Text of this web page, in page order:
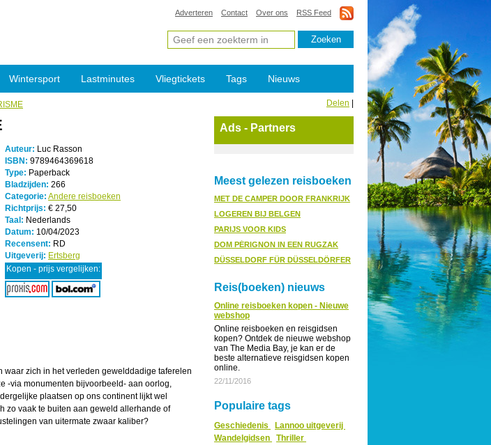
Adverteren Contact Over ons RSS Feed
Wintersport Lastminutes Vliegtickets Tags Nieuws
Delen
Auteur: Luc Rasson
ISBN: 9789464369618
Type: Paperback
Bladzijden: 266
Categorie: Andere reisboeken
Richtprijs: € 27,50
Taal: Nederlands
Datum: 10/04/2023
Recensent: RD
Uitgeverij: Ertsberg
Kopen - prijs vergelijken:
waar zich in het verleden gewelddadige taferelen
-via monumenten bijvoorbeeld- aan oorlog,
plaatsen op ons continent lijkt wel
zo vaak te buiten aan geweld allerhande of
van uitermate zwaar kaliber?
Ads - Partners
Meest gelezen reisboeken
MET DE CAMPER DOOR FRANKRIJK
LOGEREN BIJ BELGEN
PARIJS VOOR KIDS
DOM PÉRIGNON IN EEN RUGZAK
DÜSSELDORF FÜR DÜSSELDÖRFER
Reis(boeken) nieuws
Online reisboeken kopen - Nieuwe
webshop
Online reisboeken en reisgidsen
kopen? Ontdek de nieuwe webshop
van The Media Bay, je kan er de
beste alternatieve reisgidsen kopen
online.
22/11/2016
Populaire tags
Geschiedenis
Lannoo uitgeverij
Wandelgidsen
Thriller